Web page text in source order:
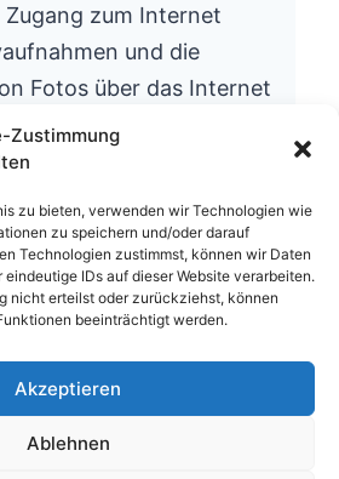
Zustimmung
zu bieten, verwenden wir Technologien wie
zu speichern und/oder darauf
Technologien zustimmst, können wir Daten
IDs auf dieser Website verarbeiten.
nicht erteilst oder zurückziehst, können
beeinträchtigt werden.
Akzeptieren
Ablehnen
Zugang zum Internet
und die
Fotos über das Internet
Gründen
Verständnis.